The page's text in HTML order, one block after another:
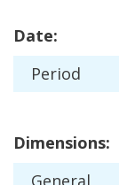
Date:
Period
Dimensions:
General